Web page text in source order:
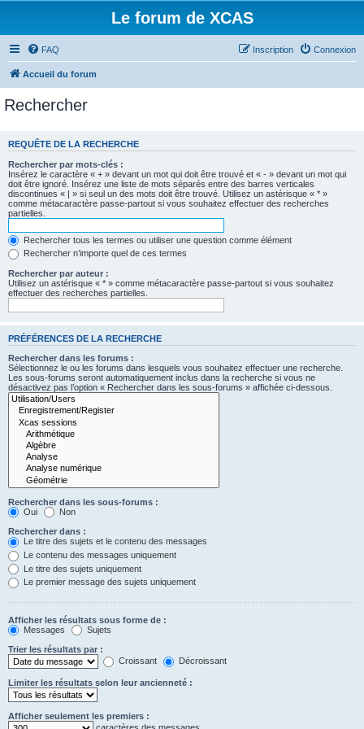
Le forum de XCAS
FAQ Connexion
Inscription
Accueil du forum
Rechercher
REQUÊTE DE LA RECHERCHE
Rechercher par mots-clés :
Insérez le caractère « + » devant un mot qui doit être trouvé et « - » devant un mot qui
doit être ignoré. Insérez une liste de mots séparés entre des barres verticales
discontinues « | » si seul un des mots doit être trouvé. Utilisez un astérisque « * »
comme métacaractère passe-partout si vous souhaitez effectuer des recherches
partielles.
Rechercher tous les termes ou utiliser une question comme élément
Rechercher n’importe quel de ces termes
Rechercher par auteur :
Utilisez un astérisque « * » comme métacaractère passe-partout si vous souhaitez
effectuer des recherches partielles.
PRÉFÉRENCES DE LA RECHERCHE
Rechercher dans les forums :
Sélectionnez le ou les forums dans lesquels vous souhaitez effectuer une recherche.
Les sous-forums seront automatiquement inclus dans la recherche si vous ne
désactivez pas l’option « Rechercher dans les sous-forums » affichée ci-dessous.
Rechercher dans les sous-forums :
Oui
Non
Rechercher dans :
Le titre des sujets et le contenu des messages
Le contenu des messages uniquement
Le titre des sujets uniquement
Le premier message des sujets uniquement
Afficher les résultats sous forme de :
Messages
Sujets
Trier les résultats par :
Croissant
Décroissant
Limiter les résultats selon leur ancienneté :
Afficher seulement les premiers :